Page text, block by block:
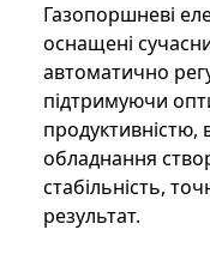
Газопоршневі
оснащені
автоматично
підтримуючи
продуктивністю,
обладнання
стабільність,
результат.